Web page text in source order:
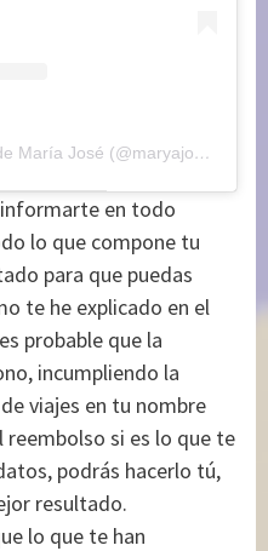
Una publicación compartida de María José (@maryajosess)
informarte en todo
lo que compone tu
para que puedas
te he explicado en el
probable que la
incumpliendo la
viajes en tu nombre
si es lo que te
podrás hacerlo tú,
resultado.
lo que te han